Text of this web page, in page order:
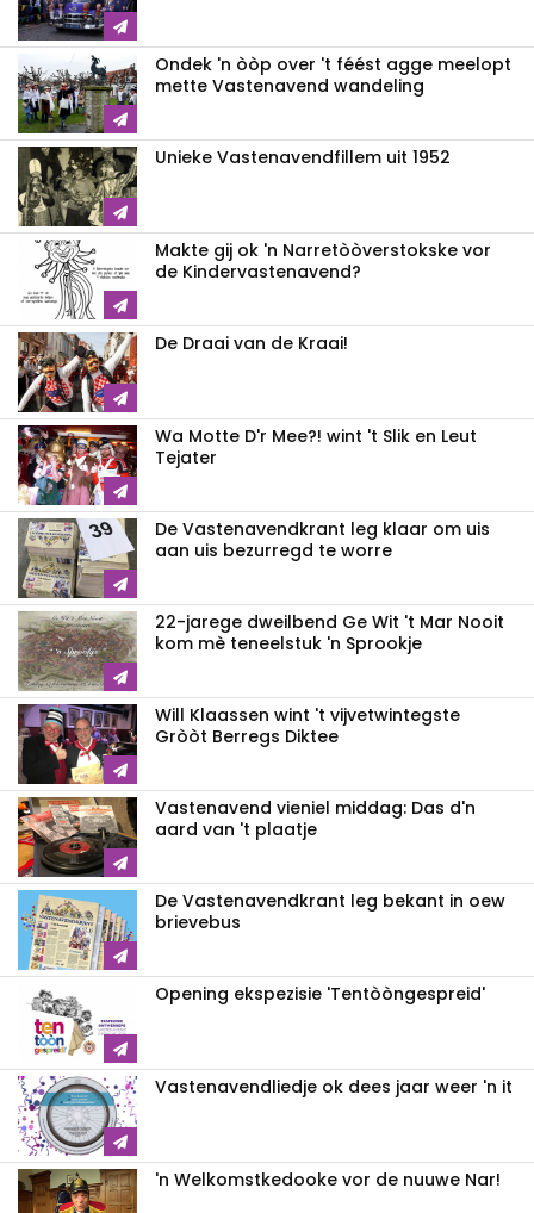
Ondek 'n òòp over 't féést agge meelopt
mette Vastenavend wandeling
Unieke Vastenavendfillem uit 1952
Makte gij ok 'n Narretòòverstokske vor
de Kindervastenavend?
De Draai van de Kraai!
Wa Motte D'r Mee?! wint 't Slik en Leut
Tejater
De Vastenavendkrant leg klaar om uis
aan uis bezurregd te worre
22-jarege dweilbend Ge Wit 't Mar Nooit
kom mè teneelstuk 'n Sprookje
Will Klaassen wint 't vijvetwintegste
Gròòt Berregs Diktee
Vastenavend vieniel middag: Das d'n
aard van 't plaatje
De Vastenavendkrant leg bekant in oew
brievebus
Opening ekspezisie 'Tentòòngespreid'
Vastenavendliedje ok dees jaar weer 'n it
'n Welkomstkedooke vor de nuuwe Nar!